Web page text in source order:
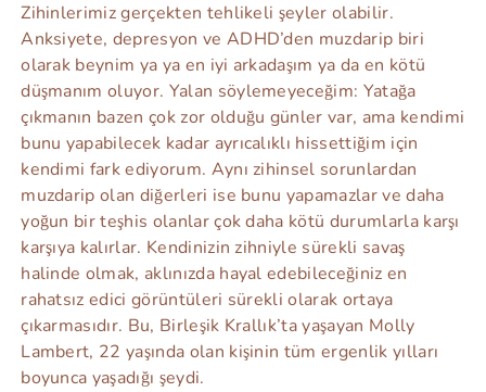
Zihinlerimiz gerçekten tehlikeli şeyler olabilir.
Anksiyete, depresyon ve ADHD’den muzdarip biri
olarak beynim ya ya en iyi arkadaşım ya da en kötü
düşmanım oluyor. Yalan söylemeyeceğim: Yatağa
çıkmanın bazen çok zor olduğu günler var, ama kendimi
bunu yapabilecek kadar ayrıcalıklı hissettiğim için
kendimi fark ediyorum. Aynı zihinsel sorunlardan
muzdarip olan diğerleri ise bunu yapamazlar ve daha
yoğun bir teşhis olanlar çok daha kötü durumlarla karşı
karşıya kalırlar. Kendinizin zihniyle sürekli savaş
halinde olmak, aklınızda hayal edebileceğiniz en
rahatsız edici görüntüleri sürekli olarak ortaya
çıkarmasıdır. Bu, Birleşik Krallık’ta yaşayan Molly
Lambert, 22 yaşında olan kişinin tüm ergenlik yılları
boyunca yaşadığı şeydi.